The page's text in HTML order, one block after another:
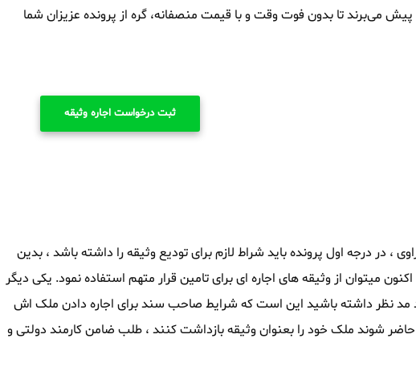
پیش می‌برند تا بدون فوت وقت و با قیمت منصفانه، گره از پرونده عزیزان شما
ثبت درخواست اجاره وثیقه
، در درجه اول پرونده باید شراط لازم برای تودیع وثیقه را داشته باشد ، بدین
میتوان از وثیقه های اجاره ای برای تامین قرار متهم استفاده نمود. یکی دیگر
مد نظر داشته باشید این است که شرایط صاحب سند برای اجاره دادن ملک اش
شوند ملک خود را بعنوان وثیقه بازداشت کنند ، طلب ضامن کارمند دولتی و